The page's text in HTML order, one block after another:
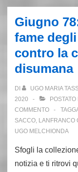
Licola
finisce
il
sogno
Primi
Fuochi
di
Guerriglia
Giugno
fame
contro la
disumana
DI UGO MARIA
2020
POSTATO
COMMENTO
SACCO, LANFRANCO
UGO MELCHIONDA
Sfogli la
notizia e ti ritrovi